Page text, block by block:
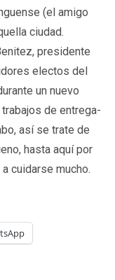
(el amigo
ciudad.
presidente
electos del
un nuevo
de entrega-
así se trate de
hasta aquí por
cuidarse mucho.